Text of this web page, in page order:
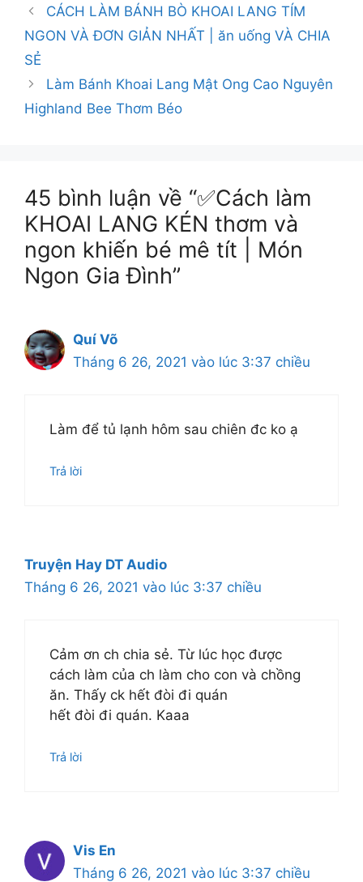
CÁCH LÀM BÁNH BÒ KHOAI LANG TÍM
NGON VÀ ĐƠN GIẢN NHẤT | ăn uống VÀ CHIA
SẺ
Làm Bánh Khoai Lang Mật Ong Cao Nguyên
Highland Bee Thơm Béo
45 bình luận về “✅Cách làm
KHOAI LANG KÉN thơm và
ngon khiến bé mê tít | Món
Ngon Gia Đình”
Quí Võ
Tháng 6 26, 2021 vào lúc 3:37 chiều
Làm để tủ lạnh hôm sau chiên đc ko ạ
Trả lời
Truyện Hay DT Audio
Tháng 6 26, 2021 vào lúc 3:37 chiều
Cảm ơn ch chia sẻ. Từ lúc học được
cách làm của ch làm cho con và chồng
ăn. Thấy ck hết đòi đi quán
hết đòi đi quán. Kaaa
Trả lời
Vis En
Tháng 6 26, 2021 vào lúc 3:37 chiều